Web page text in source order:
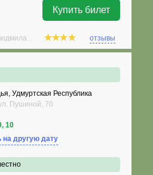
Купить билет
отзывы
Удмуртская Республика
Пушиной, 70
10
на другую дату